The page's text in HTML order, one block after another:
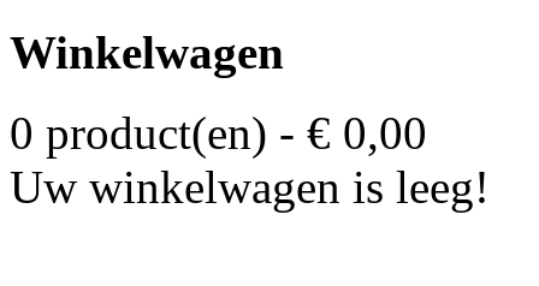
Winkelwagen
0 product(en) - € 0,00
Uw winkelwagen is leeg!